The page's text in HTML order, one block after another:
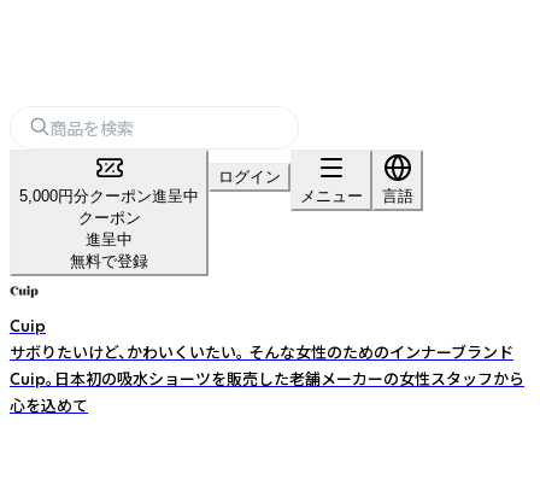
5,000円分クーポン進呈中
クーポン
進呈中
無料で登録
ログイン
メニュー
言語
Cuip
サボりたいけど、かわいくいたい。 そんな女性のためのインナーブランド
Cuip。日本初の吸水ショーツを販売した老舗メーカーの女性スタッフから
心を込めて